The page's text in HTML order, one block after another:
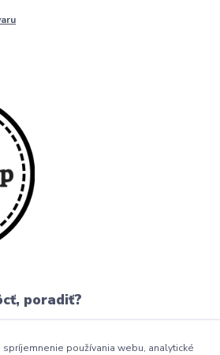
poradiť?
spríjemnenie používania webu, analytické